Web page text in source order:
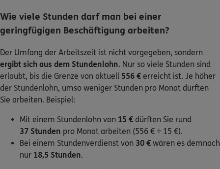
Wie viele Stunden darf man bei einer
geringfügigen Beschäftigung arbeiten?
Der Umfang der Arbeitszeit ist nicht vorgegeben, sondern
ergibt sich aus dem Stundenlohn. Nur so viele Stunden sind
erlaubt, bis die Grenze von aktuell 556 € erreicht ist. Je höher
der Stundenlohn, umso weniger Stunden pro Monat dürften
Sie arbeiten. Beispiel:
Mit einem Stundenlohn von 15 € dürften Sie rund
37 Stunden pro Monat arbeiten (556 € ÷ 15 €).
Bei einem Stundenverdienst von 30 € wären es demnach
nur 18,5 Stunden.